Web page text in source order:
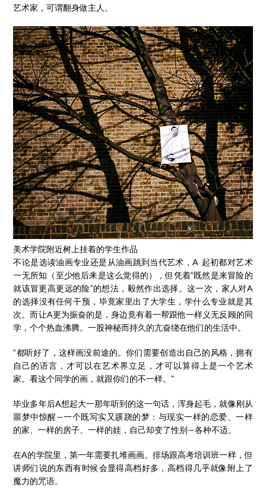
艺术家，可谓翻身做主人。
美术学院附近树上挂着的学生作品
不论是选读油画专业还是从油画跳到当代艺术，A 起初都对艺术
一无所知（至少他后来是这么觉得的），但凭着“既然是来冒险的
就该冒更高更远的险”的想法，毅然作出选择。这一次，家人对A
的选择没有任何干预，毕竟家里出了大学生，学什么专业就是其
次。而让A更为振奋的是，身边竟有着一帮跟他一样义无反顾的同
学，个个热血沸腾。一股神秘而持久的亢奋绕在他们的生活中。
“都听好了，这样画没前途的。你们需要创造出自己的风格，拥有
自己的语言，才可以在艺术界立足，才可以算得上是一个艺术
家。看这个同学的画，就跟你们的不一样。”
毕业多年后A想起大一那年听到的这一句话，浑身起毛，就像刚从
噩梦中惊醒—一个既写实又蹊跷的梦：与现实一样的恋爱、一样
的家、一样的房子、一样的娃，自己却变了性别—各种不适。
在A的学院里，第一年需要扎堆画画。排场跟高考培训班一样，但
讲师们说的东西有时候会显得高档好多，高档得几乎就像附上了
魔力的咒语。